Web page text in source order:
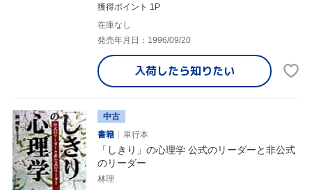
獲得ポイント 1P
在庫なし
発売年月日：1996/09/20
入荷したら知りたい
中古
書籍
単行本
「しきり」の心理学 公式のリーダーと非公式
のリーダー
林理